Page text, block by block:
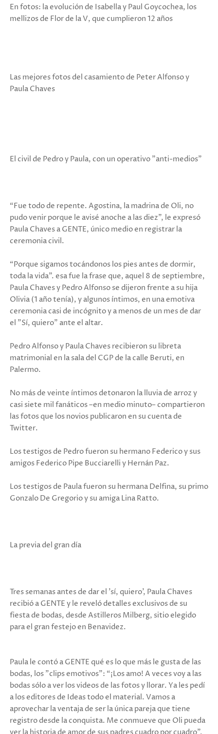
En fotos: la evolución de Isabella y Paul Goycochea, los
mellizos de Flor de la V, que cumplieron 12 años
Las mejores fotos del casamiento de Peter Alfonso y
Paula Chaves
El civil de Pedro y Paula, con un operativo "anti-medios"
“Fue todo de repente. Agostina, la madrina de Oli, no
pudo venir porque le avisé anoche a las diez”, le expresó
Paula Chaves a GENTE, único medio en registrar la
ceremonia civil.
“Porque sigamos tocándonos los pies antes de dormir,
toda la vida”. esa fue la frase que, aquel 8 de septiembre,
Paula Chaves y Pedro Alfonso se dijeron frente a su hija
Olivia (1 año tenía), y algunos íntimos, en una emotiva
ceremonia casi de incógnito y a menos de un mes de dar
el "Sí, quiero” ante el altar.
Pedro Alfonso y Paula Chaves recibieron su libreta
matrimonial en la sala del CGP de la calle Beruti, en
Palermo.
No más de veinte íntimos detonaron la lluvia de arroz y
casi siete mil fanáticos –en medio minuto– compartieron
las fotos que los novios publicaron en su cuenta de
Twitter.
Los testigos de Pedro fueron su hermano Federico y sus
amigos Federico Pipe Bucciarelli y Hernán Paz.
Los testigos de Paula fueron su hermana Delfina, su primo
Gonzalo De Gregorio y su amiga Lina Ratto.
La previa del gran día
Tres semanas antes de dar el 'sí, quiero', Paula Chaves
recibió a GENTE y le reveló detalles exclusivos de su
fiesta de bodas, desde Astilleros Milberg, sitio elegido
para el gran festejo en Benavidez.
Paula le contó a GENTE qué es lo que más le gusta de las
bodas, los "clips emotivos": “¡Los amo! A veces voy a las
bodas sólo a ver los videos de las fotos y llorar. Ya les pedí
a los editores de Ideas todo el material. Vamos a
aprovechar la ventaja de ser la única pareja que tiene
registro desde la conquista. Me conmueve que Oli pueda